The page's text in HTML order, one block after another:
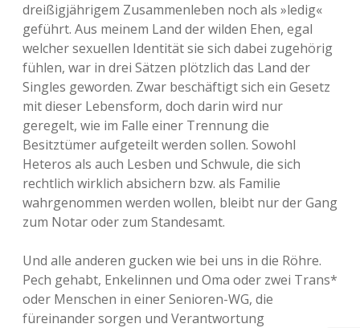
dreißigjährigem Zusammenleben noch als »ledig«
geführt. Aus meinem Land der wilden Ehen, egal
welcher sexuellen Identität sie sich dabei zugehörig
fühlen, war in drei Sätzen plötzlich das Land der
Singles geworden. Zwar beschäftigt sich ein Gesetz
mit dieser Lebensform, doch darin wird nur
geregelt, wie im Falle einer Trennung die
Besitztümer aufgeteilt werden sollen. Sowohl
Heteros als auch Lesben und Schwule, die sich
rechtlich wirklich absichern bzw. als Familie
wahrgenommen werden wollen, bleibt nur der Gang
zum Notar oder zum Standesamt.
Und alle anderen gucken wie bei uns in die Röhre.
Pech gehabt, Enkelinnen und Oma oder zwei Trans*
oder Menschen in einer Senioren-WG, die
füreinander sorgen und Verantwortung